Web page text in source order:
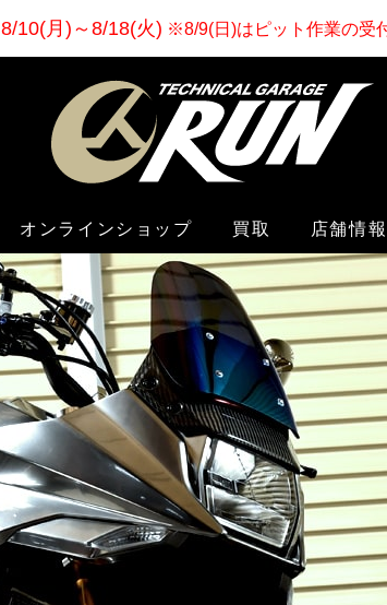
8/10(月)～8/18(火) ※8/9(日)はピット作業の受
オンラインショップ 買取 店舗情報